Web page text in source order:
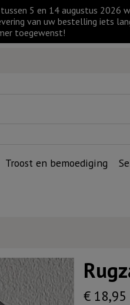
5 en 14 augustus 2026
van uw bestelling iets
toegewenst!
Troost en bemoediging
€18,95